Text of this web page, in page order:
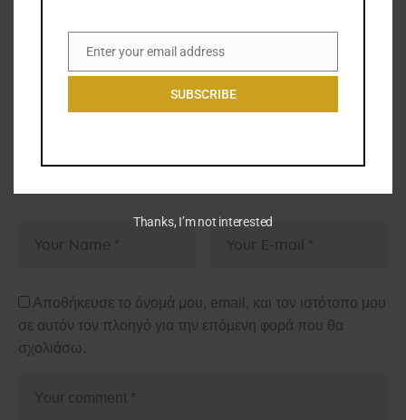
Αποθήκευσε το όνομά μου, email, και τον ιστότοπο μου
σε αυτόν τον πλοηγό για την επόμενη φορά που θα
σχολιάσω.
Email
Enter your email address
SUBSCRIBE
Thanks, I’m not interested